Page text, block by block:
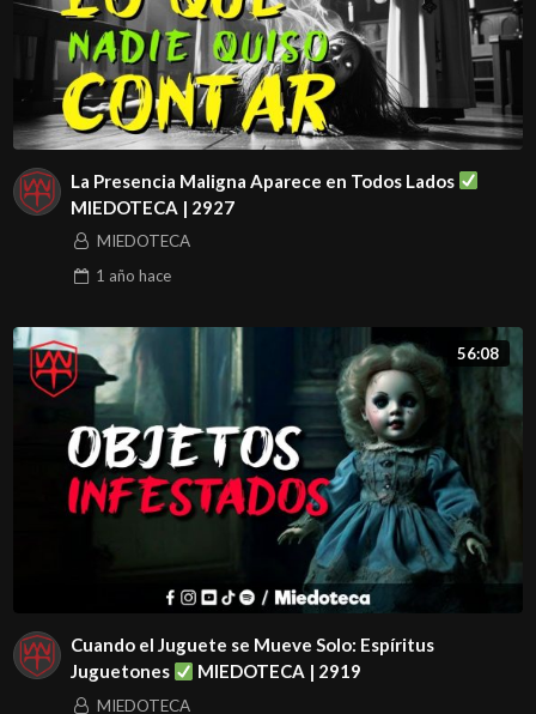
leyendas antiguas de méxico, terror ancestral,
demonología en méxico, lugares malditos en méxico,
energías oscuras, espíritus vengativos, sucesos
paranormales en pueblos mágicos, historias de terror de
choferes, experiencias aterradoras en la madrugada, el
miedo en la noche, avistamientos de seres oscuros,
sombras en la carretera, encuentros con seres de otro
mundo, experiencias paranormales documentadas, videos
extraños en la carretera, el secreto oscuro de méxico,
casos paranormales sin explicación, testimonios de terror
reales, experiencias paranormales de camioneros, relatos
de horror de taxistas, encuentros con seres de
ultratumba, fenómenos paranormales inexplicables, la
verdad sobre el miedo, la casa embrujada más aterradora,
casas malditas en méxico, secretos de la deep web en
méxico, lo que no quieres saber de méxico, misterio y
horror, terror psicológico, lo más aterrador del país,
presencias en la noche, gritos en la oscuridad,
testimonios aterradores, historias macabras, relatos
La Presencia Maligna Aparece en Todos Lados
MIEDOTECA | 2927
MIEDOTECA
1 año hace
56:08
Cuando el Juguete se Mueve Solo: Espíritus
Juguetones
MIEDOTECA | 2919
MIEDOTECA